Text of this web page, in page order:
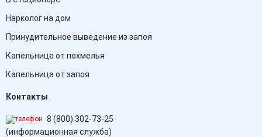
Нарколог на дом
Принудительное выведение из запоя
Капельница от похмелья
Капельница от запоя
Контакты
8 (800) 302-73-25
(информационная служба)